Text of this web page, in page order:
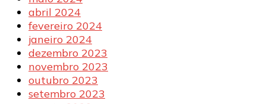
abril 2024
fevereiro 2024
janeiro 2024
dezembro 2023
novembro 2023
outubro 2023
setembro 2023